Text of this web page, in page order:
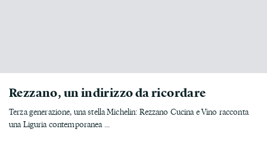
Rezzano, un indirizzo da ricordare
Terza generazione, una stella Michelin: Rezzano Cucina e Vino racconta
una Liguria contemporanea ...